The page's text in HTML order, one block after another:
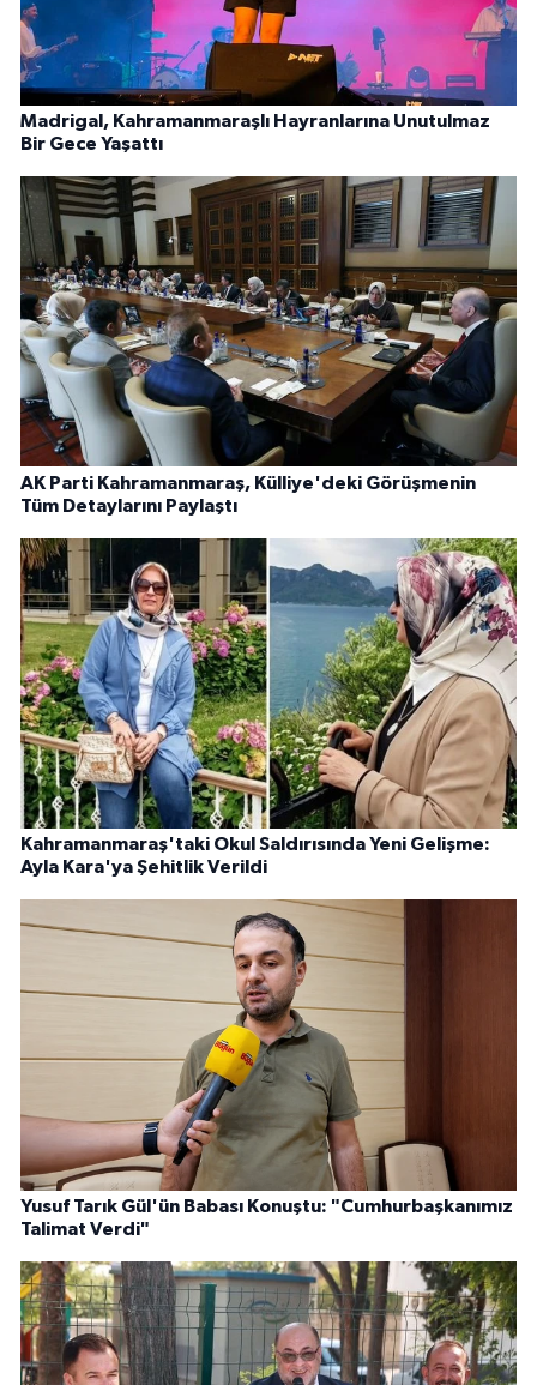
Madrigal, Kahramanmaraşlı Hayranlarına Unutulmaz
Bir Gece Yaşattı
AK Parti Kahramanmaraş, Külliye'deki Görüşmenin
Tüm Detaylarını Paylaştı
Kahramanmaraş'taki Okul Saldırısında Yeni Gelişme:
Ayla Kara'ya Şehitlik Verildi
Yusuf Tarık Gül'ün Babası Konuştu: "Cumhurbaşkanımız
Talimat Verdi"